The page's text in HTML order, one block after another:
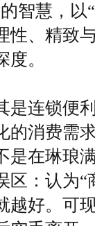
智慧，以
性、精致
度。
是连锁便
的消费需
是在琳琅
区：认为“
越好。可